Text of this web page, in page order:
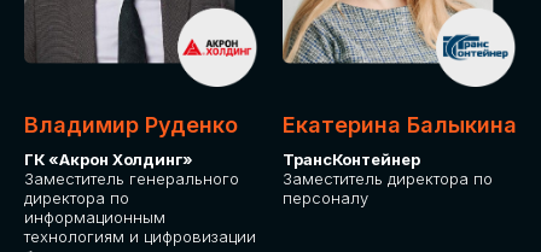
Владимир Руденко
ГК «Акрон Холдинг»
Заместитель генерального
директора по
информационным
технологиям и цифровизации
Екатерина Балыкина
ТрансКонтейнер
Заместитель директора по
персоналу